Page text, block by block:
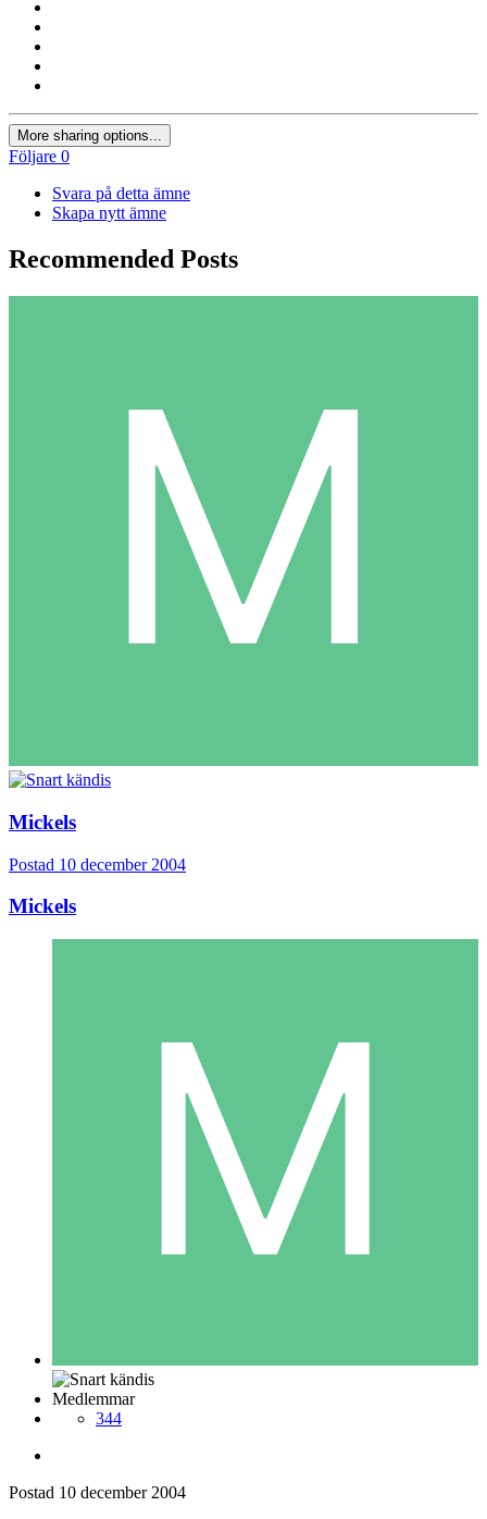
More sharing options...
Följare 0
Svara på detta ämne
Skapa nytt ämne
Recommended Posts
Mickels
Postad 10 december 2004
Mickels
Medlemmar
344
Postad 10 december 2004